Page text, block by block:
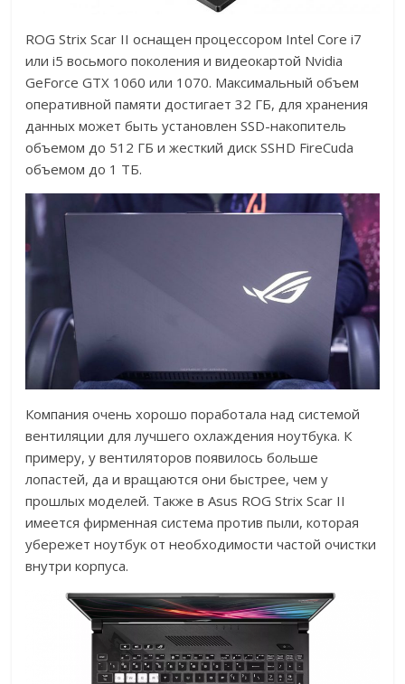
ROG Strix Scar II оснащен процессором Intel Core i7
или i5 восьмого поколения и видеокартой Nvidia
GeForce GTX 1060 или 1070. Максимальный объем
оперативной памяти достигает 32 ГБ, для хранения
данных может быть установлен SSD-накопитель
объемом до 512 ГБ и жесткий диск SSHD FireCuda
объемом до 1 ТБ.
Компания очень хорошо поработала над системой
вентиляции для лучшего охлаждения ноутбука. К
примеру, у вентиляторов появилось больше
лопастей, да и вращаются они быстрее, чем у
прошлых моделей. Также в Asus ROG Strix Scar II
имеется фирменная система против пыли, которая
убережет ноутбук от необходимости частой очистки
внутри корпуса.